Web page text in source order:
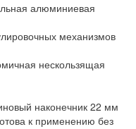
алюминиевая
механизмов
нескользящая
наконечник 22 мм
к применению без